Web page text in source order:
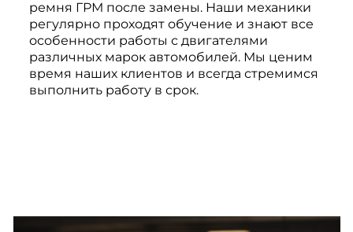
ремня ГРМ после замены. Наши механики
регулярно проходят обучение и знают все
особенности работы с двигателями
различных марок автомобилей. Мы ценим
время наших клиентов и всегда стремимся
выполнить работу в срок.